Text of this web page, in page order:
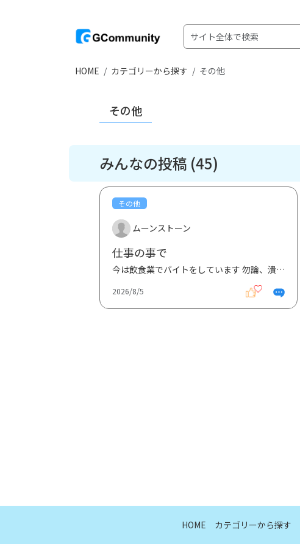
HOME カテゴリーから探す その他
その他
みんなの投稿 (45)
その他
ムーンストーン
仕事の事で
今は飲食業でバイトをしています 勿論、潰瘍性大腸炎だと言う事を隠してです 飲食店で一番怖いのは、...
2026/8/5
HOME カテゴリーから探す